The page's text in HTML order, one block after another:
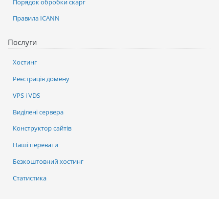
Послуги
Хостинг
Реєстрація домену
VPS і VDS
Виділені сервера
Конструктор сайтів
Наші переваги
Безкоштовний хостинг
Статистика
Правила ICANN